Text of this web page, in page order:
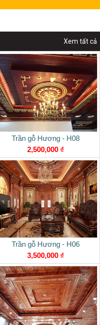
Xem tất cả
Trần gỗ Hương - H08
2,500,000 ₫
Trần gỗ Hương - H06
3,500,000 ₫